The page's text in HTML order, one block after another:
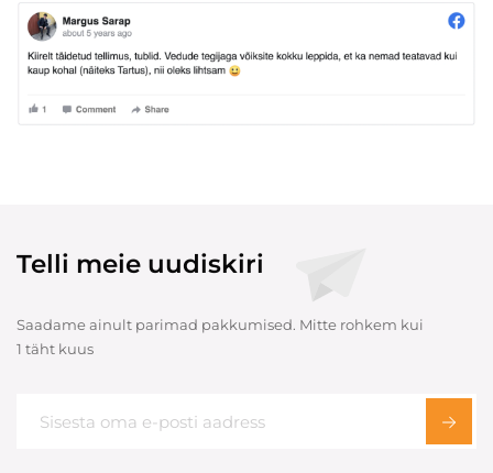
Telli meie uudiskiri
Saadame ainult parimad pakkumised. Mitte rohkem kui
1 täht kuus